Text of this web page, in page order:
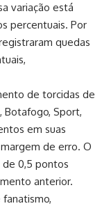
variação está
percentuais. Por
quedas
de torcidas de
Botafogo, Sport,
em suas
de erro. O
de 0,5 pontos
anterior.